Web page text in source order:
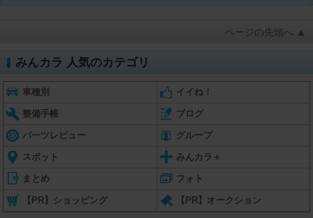
ページの先頭へ ▲
みんカラ 人気のカテゴリ
車種別 イイね！
整備手帳 ブログ
パーツレビュー グループ
スポット みんカラ＋
まとめ フォト
【PR】ショッピング 【PR】オークション